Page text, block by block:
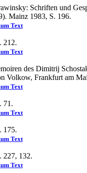
Schriften und
Mainz 1983, S. 196.
Text
212.
Text
des Dimitrij
Volkow, Frankfurt am
Text
71.
Text
175.
Text
227, 132.
Text